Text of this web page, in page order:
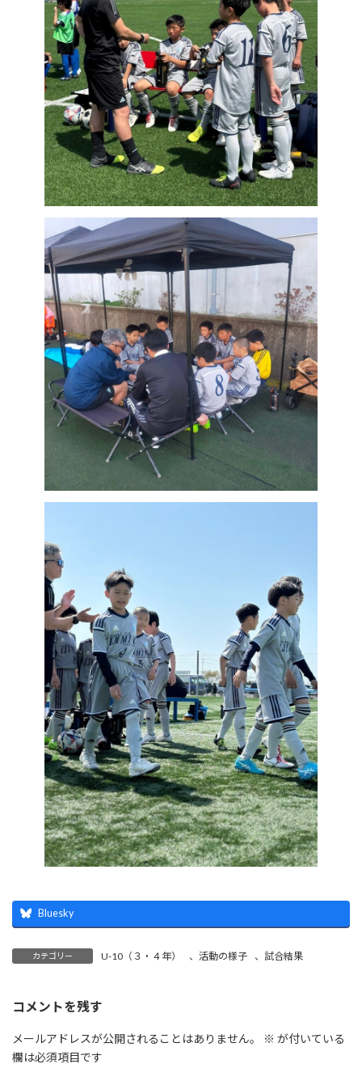
Bluesky
カテゴリー U-10（３・４年） 、 活動の様子 、試合結果
コメントを残す
メールアドレスが公開されることはありません。 ※ が付いている
欄は必須項目です